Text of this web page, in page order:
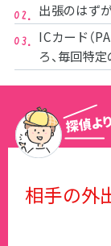
出張のはず
ICカード（
ろ、毎回特
相手の外